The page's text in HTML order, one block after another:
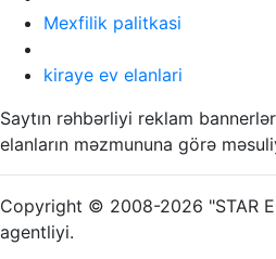
Mexfilik palitkasi
kiraye ev elanlari
Saytın rəhbərliyi reklam
elanların məzmununa görə
Copyright © 2008-2026 "STAR
agentliyi.